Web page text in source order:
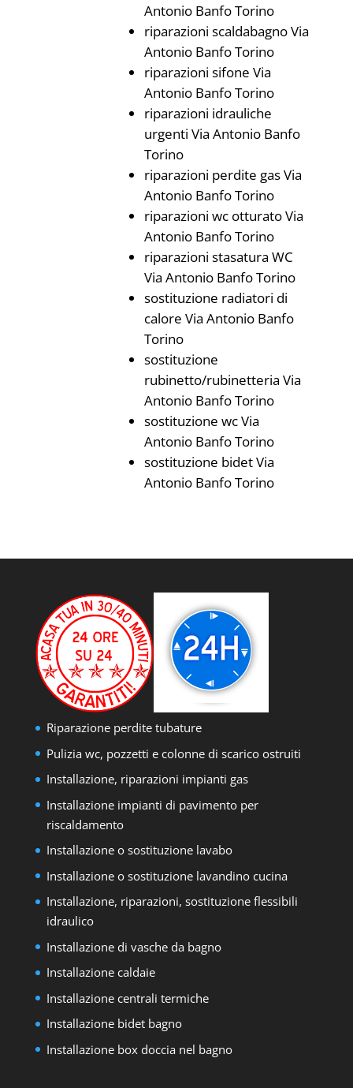
Antonio Banfo Torino
riparazioni scaldabagno Via
Antonio Banfo Torino
riparazioni sifone Via
Antonio Banfo Torino
riparazioni idrauliche
urgenti Via Antonio Banfo
Torino
riparazioni perdite gas Via
Antonio Banfo Torino
riparazioni wc otturato Via
Antonio Banfo Torino
riparazioni stasatura WC
Via Antonio Banfo Torino
sostituzione radiatori di
calore Via Antonio Banfo
Torino
sostituzione
rubinetto/rubinetteria Via
Antonio Banfo Torino
sostituzione wc Via
Antonio Banfo Torino
sostituzione bidet Via
Antonio Banfo Torino
Riparazione perdite tubature
Pulizia wc, pozzetti e colonne di scarico ostruiti
Installazione, riparazioni impianti gas
Installazione impianti di pavimento per
riscaldamento
Installazione o sostituzione lavabo
Installazione o sostituzione lavandino cucina
Installazione, riparazioni, sostituzione flessibili
idraulico
Installazione di vasche da bagno
Installazione caldaie
Installazione centrali termiche
Installazione bidet bagno
Installazione box doccia nel bagno